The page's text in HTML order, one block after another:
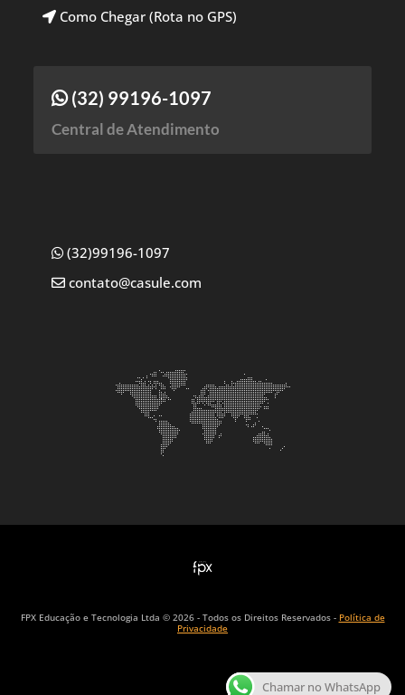
Como Chegar (Rota no GPS)
(32) 99196-1097
Central de Atendimento
(32)99196-1097
contato@casule.com
FPX Educação e Tecnologia Ltda © 2026 - Todos os Direitos Reservados - Política de
Privacidade
Chamar no WhatsApp